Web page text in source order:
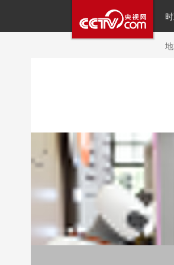
新闻 国际
人民领袖习近平
视频 小央视频
前线
体育 直播